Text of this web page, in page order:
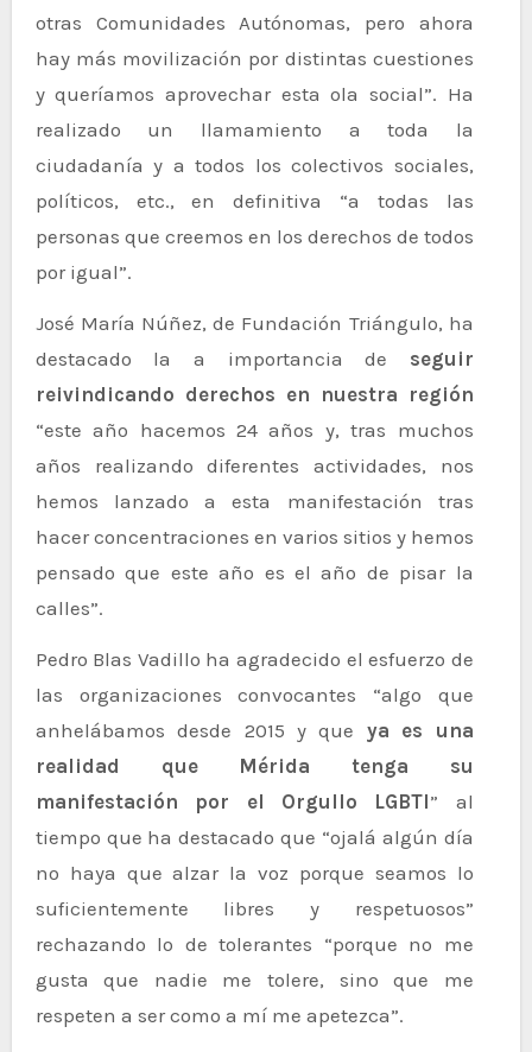
otras Comunidades Autónomas, pero ahora
hay más movilización por distintas cuestiones
y queríamos aprovechar esta ola social”. Ha
realizado un llamamiento a toda la
ciudadanía y a todos los colectivos sociales,
políticos, etc., en definitiva “a todas las
personas que creemos en los derechos de todos
por igual”.
José María Núñez, de Fundación Triángulo, ha
destacado la a importancia de seguir
reivindicando derechos en nuestra región
“este año hacemos 24 años y, tras muchos
años realizando diferentes actividades, nos
hemos lanzado a esta manifestación tras
hacer concentraciones en varios sitios y hemos
pensado que este año es el año de pisar la
calles”.
Pedro Blas Vadillo ha agradecido el esfuerzo de
las organizaciones convocantes “algo que
anhelábamos desde 2015 y que ya es una
realidad que Mérida tenga su
manifestación por el Orgullo LGBTI” al
tiempo que ha destacado que “ojalá algún día
no haya que alzar la voz porque seamos lo
suficientemente libres y respetuosos”
rechazando lo de tolerantes “porque no me
gusta que nadie me tolere, sino que me
respeten a ser como a mí me apetezca”.